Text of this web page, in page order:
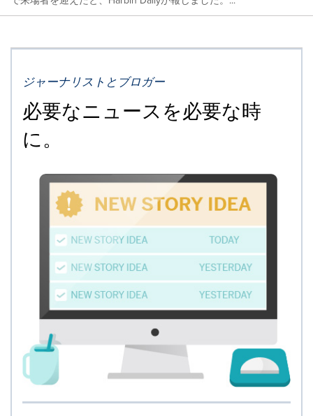
ジャーナリストとブロガー
必要なニュースを必要な時
に。